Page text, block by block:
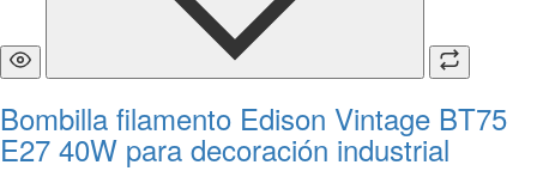
Bombilla filamento Edison Vintage BT75
E27 40W para decoración industrial